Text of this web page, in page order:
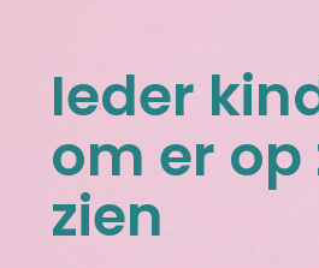
Ieder
om er
zien